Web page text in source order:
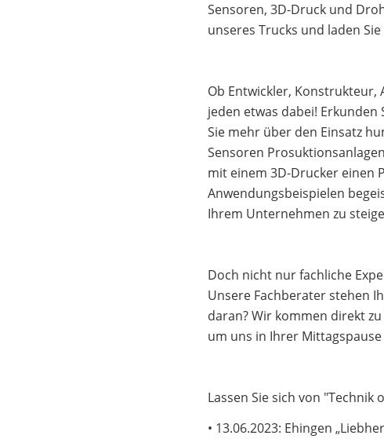
Sensoren, 3D-Druck und
unseres Trucks und laden
Ob Entwickler,
jeden etwas dabei!
Sie mehr über den Einsatz
Sensoren
mit einem 3D-Drucker einen
Anwendungsbeispielen
Ihrem Unternehmen zu
Doch nicht nur fachliche
Unsere Fachberater stehen
daran? Wir kommen direkt
um uns in Ihrer
Lassen Sie sich von
• 13.06.2023: Ehingen